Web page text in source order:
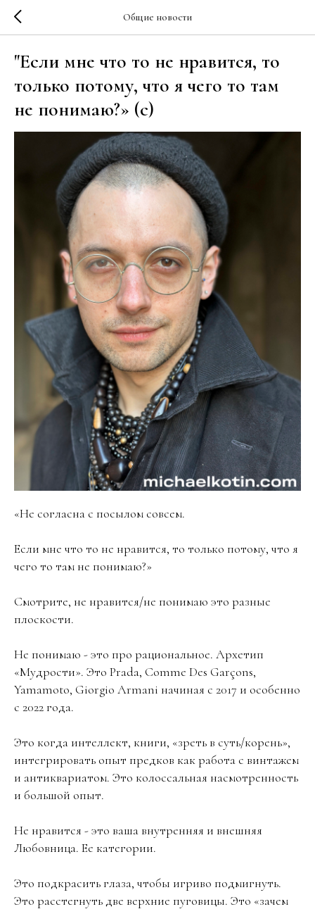
Общие новости
"Если мне что то не нравится, то
только потому, что я чего то там
не понимаю?» (с)
«Не согласна с посылом совсем.
Если мне что то не нравится, то только потому, что я
чего то там не понимаю?»
Смотрите, не нравится/не понимаю это разные
плоскости.
Не понимаю - это про рациональное. Архетип
«Мудрости». Это Prada, Comme Des Garçons,
Yamamoto, Giorgio Armani начиная с 2017 и особенно
с 2022 года.
Это когда интеллект, книги, «зреть в суть/корень»,
интегрировать опыт предков как работа с винтажем
и антиквариатом. Это колоссальная насмотренность
и большой опыт.
Не нравится - это ваша внутренняя и внешняя
Любовница. Ее категории.
Это подкрасить глаза, чтобы игриво подмигнуть.
Это расстегнуть две верхние пуговицы. Это «зачем